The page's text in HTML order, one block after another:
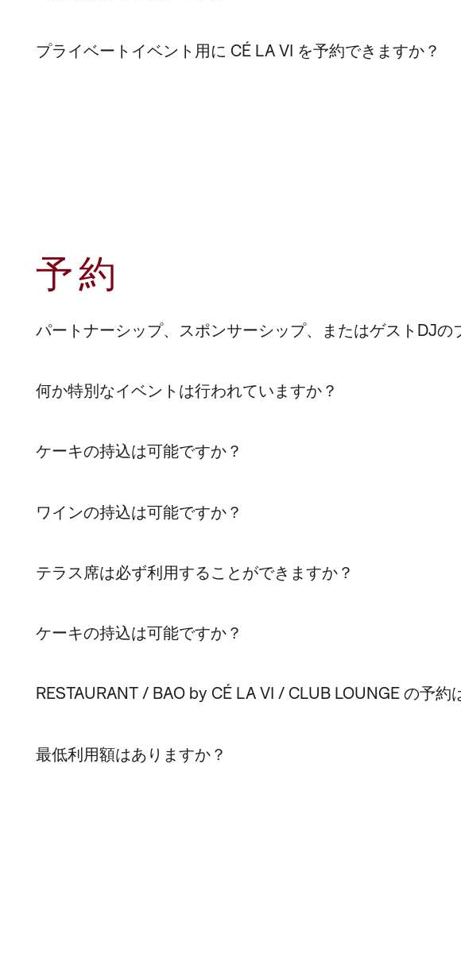
プライベートイベント用に CÉ LA VI を予約できますか？
予約
パートナーシップ、スポンサーシップ、またはゲストDJ
何か特別なイベントは行われていますか？
ケーキの持込は可能ですか？
ワインの持込は可能ですか？
テラス席は必ず利用することができますか？
ケーキの持込は可能ですか？
RESTAURANT / BAO by CÉ LA VI / CLUB LOUNGE の予
最低利用額はありますか？